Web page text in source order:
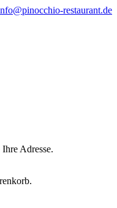
restaurant.de
Adresse.